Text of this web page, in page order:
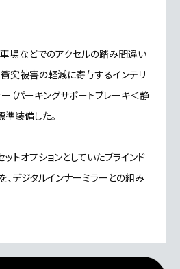
場などでのアクセルの踏み間違い
突被害の軽減に寄与するインテリ
（パーキングサポートブレーキ＜静
準装備した。
トオプションとしていたブラインド
、デジタルインナーミラーとの組み